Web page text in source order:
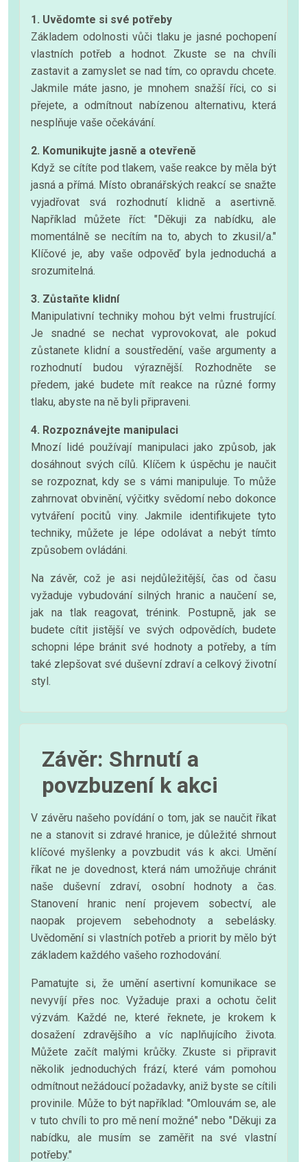
1. Uvědomte si své potřeby
Základem odolnosti vůči tlaku je jasné pochopení
vlastních potřeb a hodnot. Zkuste se na chvíli
zastavit a zamyslet se nad tím, co opravdu chcete.
Jakmile máte jasno, je mnohem snažší říci, co si
přejete, a odmítnout nabízenou alternativu, která
nesplňuje vaše očekávání.
2. Komunikujte jasně a otevřeně
Když se cítíte pod tlakem, vaše reakce by měla být
jasná a přímá. Místo obranářských reakcí se snažte
vyjadřovat svá rozhodnutí klidně a asertivně.
Například můžete říct: "Děkuji za nabídku, ale
momentálně se necítím na to, abych to zkusil/a."
Klíčové je, aby vaše odpověď byla jednoduchá a
srozumitelná.
3. Zůstaňte klidní
Manipulativní techniky mohou být velmi frustrující.
Je snadné se nechat vyprovokovat, ale pokud
zůstanete klidní a soustředění, vaše argumenty a
rozhodnutí budou výraznější. Rozhodněte se
předem, jaké budete mít reakce na různé formy
tlaku, abyste na ně byli připraveni.
4. Rozpoznávejte manipulaci
Mnozí lidé používají manipulaci jako způsob, jak
dosáhnout svých cílů. Klíčem k úspěchu je naučit
se rozpoznat, kdy se s vámi manipuluje. To může
zahrnovat obvinění, výčitky svědomí nebo dokonce
vytváření pocitů viny. Jakmile identifikujete tyto
techniky, můžete je lépe odolávat a nebýt tímto
způsobem ovládáni.
Na závěr, což je asi nejdůležitější, čas od času
vyžaduje vybudování silných hranic a naučení se,
jak na tlak reagovat, trénink. Postupně, jak se
budete cítit jistější ve svých odpovědích, budete
schopni lépe bránit své hodnoty a potřeby, a tím
také zlepšovat své duševní zdraví a celkový životní
styl.
Závěr: Shrnutí a
povzbuzení k akci
V závěru našeho povídání o tom, jak se naučit říkat
ne a stanovit si zdravé hranice, je důležité shrnout
klíčové myšlenky a povzbudit vás k akci. Umění
říkat ne je dovednost, která nám umožňuje chránit
naše duševní zdraví, osobní hodnoty a čas.
Stanovení hranic není projevem sobectví, ale
naopak projevem sebehodnoty a sebelásky.
Uvědomění si vlastních potřeb a priorit by mělo být
základem každého vašeho rozhodování.
Pamatujte si, že umění asertivní komunikace se
nevyvíjí přes noc. Vyžaduje praxi a ochotu čelit
výzvám. Každé ne, které řeknete, je krokem k
dosažení zdravějšího a víc naplňujícího života.
Můžete začít malými krůčky. Zkuste si připravit
několik jednoduchých frází, které vám pomohou
odmítnout nežádoucí požadavky, aniž byste se cítili
provinile. Může to být například: "Omlouvám se, ale
v tuto chvíli to pro mě není možné" nebo "Děkuji za
nabídku, ale musím se zaměřit na své vlastní
potřeby."